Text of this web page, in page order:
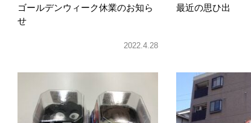
ゴールデンウィーク休業のお知ら
せ
2022.4.28
最近の思ひ出